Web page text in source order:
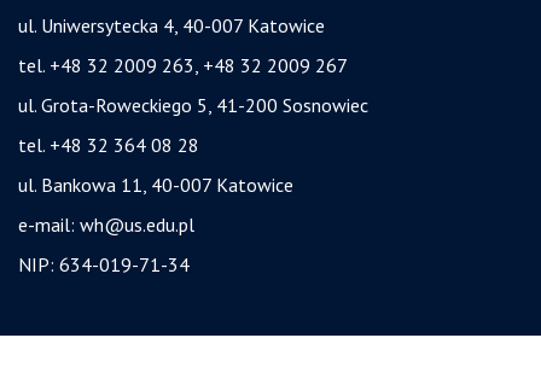
ul. Uniwersytecka 4, 40-007 Katowice
tel. +48 32 2009 263, +48 32 2009 267
ul. Grota-Roweckiego 5, 41-200 Sosnowiec
tel. +48 32 364 08 28
ul. Bankowa 11, 40-007 Katowice
e-mail: wh@us.edu.pl
NIP: 634-019-71-34